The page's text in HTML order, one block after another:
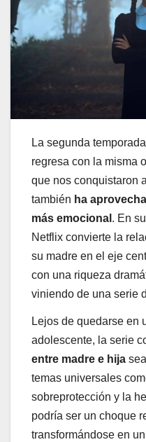
La segunda temporada
regresa con la misma
que nos conquistaron
también ha
más emocional . En
Netflix convierte la
su madre en el eje
con una riqueza
viniendo de una serie
Lejos de quedarse en
adolescente, la serie
entre madre e hija
temas universales
sobreprotección y la
podría ser un choque
transformándose en